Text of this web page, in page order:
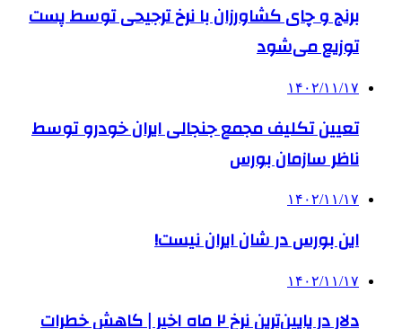
برنج و چای کشاورزان با نرخ ترجیحی توسط پست
توزیع می‌شود
۱۴۰۲/۱۱/۱۷
تعیین تکلیف مجمع جنجالی ایران خودرو توسط
ناظر سازمان بورس
۱۴۰۲/۱۱/۱۷
این بورس در شان ایران نیست!
۱۴۰۲/۱۱/۱۷
دلار در پایین‌ترین نرخ ۲ ماه اخیر | کاهش خطرات